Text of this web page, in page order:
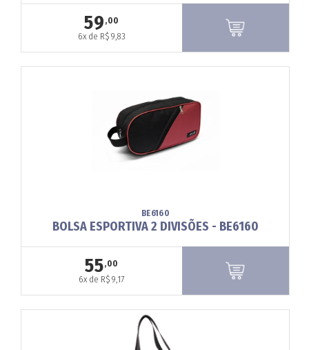
59 ,00
6x de R$ 9,83
BE6160
BOLSA ESPORTIVA 2 DIVISÕES - BE6160
55,00
6x de R$ 9,17